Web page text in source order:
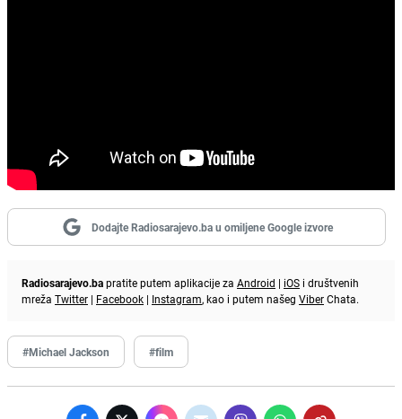
Dodajte Radiosarajevo.ba u omiljene Google izvore
Radiosarajevo.bapratite putem aplikacije za Android | iOS i društvenih
mreža Twitter | Facebook | Instagram, kao i putem našeg ViberChata.
#Michael Jackson #film